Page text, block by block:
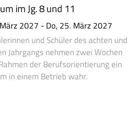
im Jg. 8 und 11
2027 -Do, 25. März 2027
und Schüler des achten und
Jahrgangs nehmen zwei Wochen
der Berufsorientierung ein
in einem Betrieb wahr.